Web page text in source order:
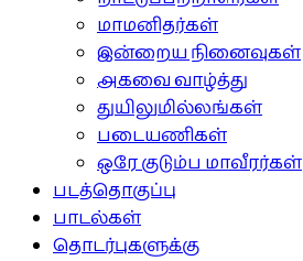
மாமனிதர்கள்
இன்றைய நினைவுகள்
அகவை வாழ்த்து
துயிலுமில்லங்கள்
படையணிகள்
ஒரே குடும்ப மாவீரர்கள்
படத்தொகுப்பு
பாடல்கள்
தொடர்புகளுக்கு